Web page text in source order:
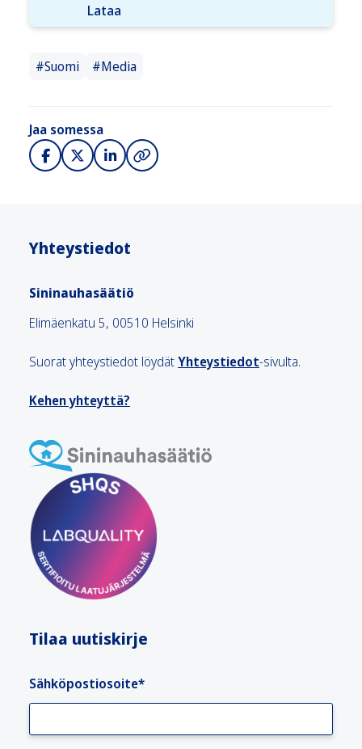
Lataa
#Suomi #Media
Jaa somessa
Yhteystiedot
Sininauhasäätiö
Elimäenkatu 5, 00510 Helsinki
Suorat yhteystiedot löydätYhteystiedot-sivulta.
Kehen yhteyttä?
Tilaa uutiskirje
Sähköpostiosoite*